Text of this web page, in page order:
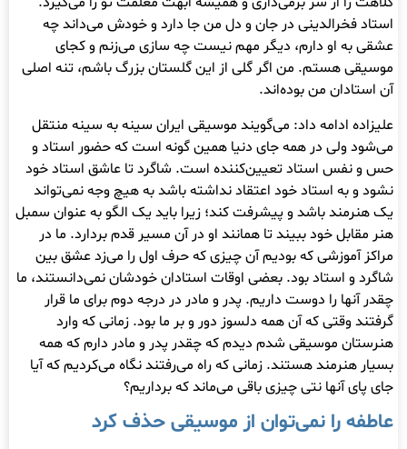
استاد فخرالدینی در جان و دل من جا دارد و خودش می‌داند چه
عشقی به او دارم، دیگر مهم نیست چه سازی می‌زنم و کجای
موسیقی هستم. من اگر گلی از این گلستان بزرگ باشم، تنه اصلی
آن استادان من بوده‌اند.
علیزاده ادامه داد: می‌گویند موسیقی ایران سینه به سینه منتقل
می‌شود ولی در همه جای دنیا همین گونه است که حضور استاد و
حس و نفس استاد تعیین‌کننده است. شاگرد تا عاشق استاد خود
نشود و به استاد خود اعتقاد نداشته باشد به هیچ وجه نمی‌تواند
یک هنرمند باشد و پیشرفت کند؛ زیرا باید یک الگو به عنوان سمبل
هنر مقابل خود ببیند تا همانند او در آن مسیر قدم بردارد. ما در
مراکز آموزشی که بودیم آن چیزی که حرف اول را می‌زد عشق بین
شاگرد و استاد بود. بعضی اوقات استادان خودشان نمی‌دانستند، ما
چقدر آنها را دوست داریم. پدر و مادر در درجه دوم برای ما قرار
گرفتند وقتی که آن همه دلسوز دور و بر ما بود. زمانی که وارد
هنرستان موسیقی شدم دیدم که چقدر پدر و مادر دارم که همه
بسیار هنرمند هستند. زمانی که راه می‌رفتند نگاه می‌کردیم که آیا
جای پای آنها نتی چیزی باقی می‌ماند که برداریم؟
عاطفه را نمی‌توان از موسیقی حذف کرد